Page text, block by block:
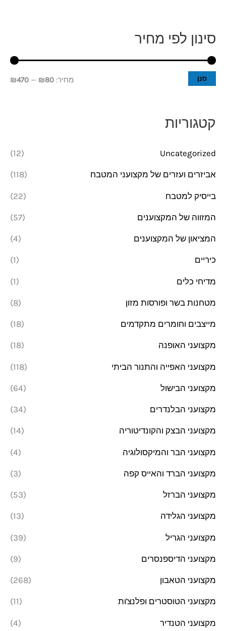
סינון לפי מחיר
סנן מחיר: ₪80
—
₪470
קטגוריות
Uncategorized
(12)
אביזרים ועזרים של מקצועני המטבח (118)
בייסיק למטבח (22)
המזווה של המקצוענים (57)
המציאון של המקצוענים (4)
כיריים (1)
מדיחי כלים (1)
מטחנות בשר ופורסות מזון (8)
מייצבים וחומרים מתקדמים (18)
מקצועני האופנה (18)
מקצועני האפייה והתנור הביתי (118)
מקצועני הבישול (64)
מקצועני הבלנדרים (34)
מקצועני הבצק והקונדיטוריה (14)
מקצועני הבר והמיקסולוגיה (4)
מקצועני הברד והאייס קפה (3)
מקצועני הברזל (53)
מקצועני הגלידה (13)
מקצועני הגריל (39)
מקצועני הדיספנסרים (9)
מקצועני הטאבון (268)
מקצועני הטוסטרים ופלנצ'ות (11)
מקצועני הטנדיר (4)